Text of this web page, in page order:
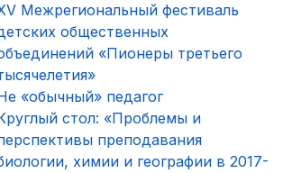
Межрегиональный фестиваль
общественных
«Пионеры третьего
«обычный» педагог
стол: «Проблемы и
преподавания
химии и географии в 2017-